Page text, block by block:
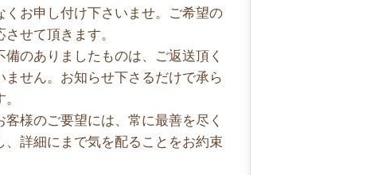
くお申し付け下さいませ。ご希望の
せて頂きます。
備のありましたものは、ご返送頂く
ません。お知らせ下さるだけで承ら
客様のご要望には、常に最善を尽く
、詳細にまで気を配ることをお約束